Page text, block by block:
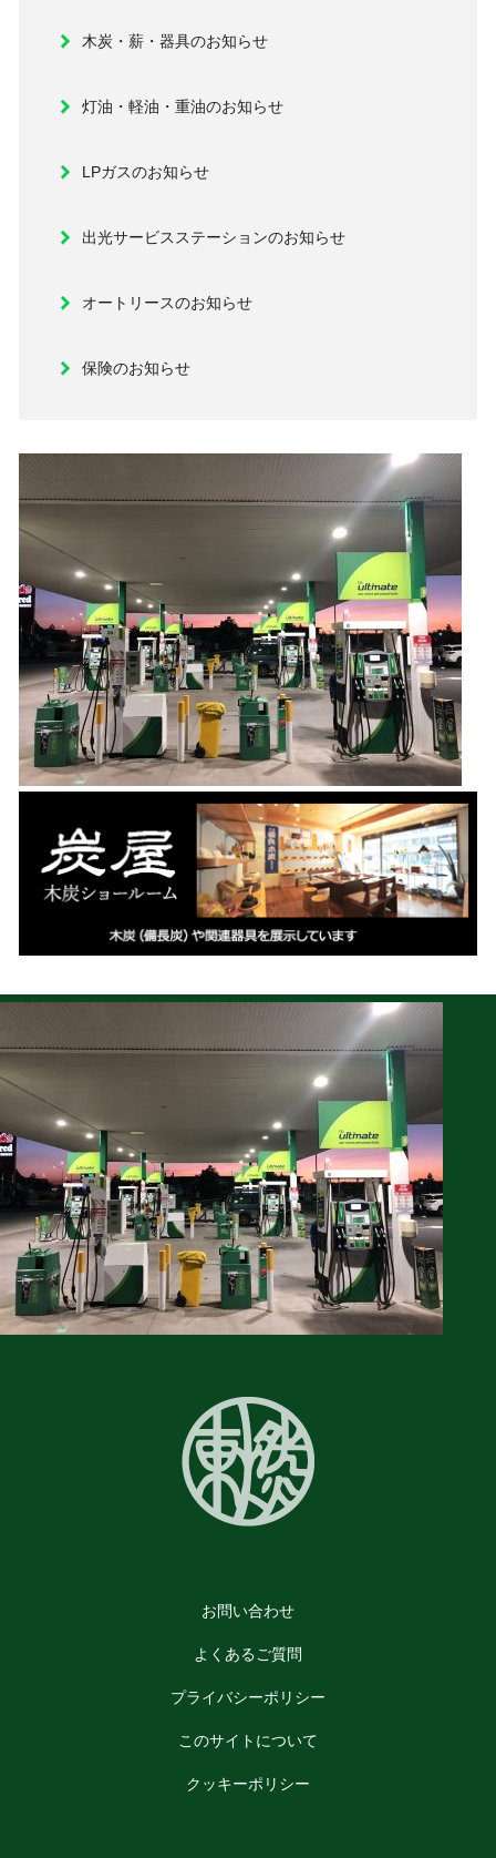
木炭・薪・器具のお知らせ
灯油・軽油・重油のお知らせ
LPガスのお知らせ
出光サービスステーションのお知らせ
オートリースのお知らせ
保険のお知らせ
お問い合わせ
よくあるご質問
プライバシーポリシー
このサイトについて
クッキーポリシー